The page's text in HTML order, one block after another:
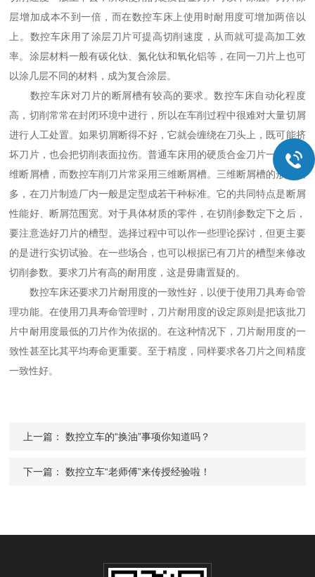
层增加成本不到一倍，而在数控车床上使用时耐用度可增加两倍以
上。数控车床用了涂层刀片可提高切削速度，从而就可提高加工效
率。涂层材料一般有碳化钛、氮化钛和氧化铝等，在同一刀片上也可
以涂几层不同的材料，成为复合涂层。
数控车床对刀片的断屑槽有较高的要求。数控车床自动化程度
高，切削常常在封闭环境中进行，所以在车削过程中很难对大量切屑
进行人工处置。如果切屑断得不好，它就会缠绕在刀头上，既可能挤
坏刀片，也会把切削表面拉伤。普通车床用的硬质合金刀片一般是两
维断屑槽，而数控车削刀片常采用三维断屑槽。三维断屑槽的形式很
多，在刀片制造厂内一般是定型成若干种标准。它的共同特点是断屑
性能好、断屑范围宽。对于具体材质的零件，在切削参数定下之后，
要注意选好刀片的槽型。选择过程中可以作一些理论探讨，但更主要
的是进行实切试验。在一些场合，也可以根据已有刀片的槽型来修改
切削参数。要求刀片有高的耐用度，这是毋庸置疑的。
数控车床还要求刀片耐用度的一致性好，以便于使用刀具寿命管
理功能。在使用刀具寿命管理时，刀片耐用度的设定原则是把该批刀
片中耐用度最低的刀片作为依据的。在这种情况下，刀片耐用度的一
致性甚至比其平均寿命更重要。至于精度，同样要求各刀片之间精度
一致性好。
上一篇：数控立车的“换油”事项你知道吗？
下一篇：数控立车“老师傅”来传授经验啦！